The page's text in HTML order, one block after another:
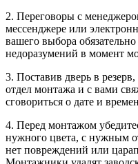
2. Переговоры с
мессенджере или
вашего выбора
недоразумений в момент
3. Поставив дверь в
отдел монтажа и с вами
сговориться о дате и
4. Перед монтажом
нужного цвета, с нужным
нет повреждений или